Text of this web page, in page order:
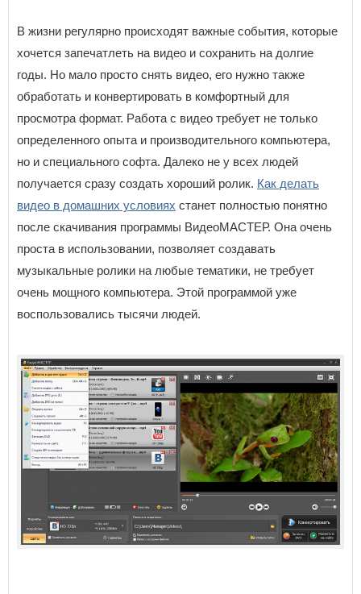
В жизни регулярно происходят важные события, которые
хочется запечатлеть на видео и сохранить на долгие
годы. Но мало просто снять видео, его нужно также
обработать и конвертировать в комфортный для
просмотра формат. Работа с видео требует не только
определенного опыта и производительного компьютера,
но и специального софта. Далеко не у всех людей
получается сразу создать хороший ролик. Как делать
видео в домашних условиях станет полностью понятно
после скачивания программы ВидеоМАСТЕР. Она очень
проста в использовании, позволяет создавать
музыкальные ролики на любые тематики, не требует
очень мощного компьютера. Этой программой уже
воспользовались тысячи людей.